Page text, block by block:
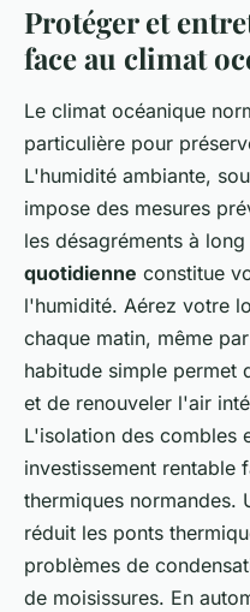
Protéger et
face au climat
Le climat océanique
particulière pour
L'humidité ambiante,
impose des mesures
les désagréments à
quotidienne constitue
l'humidité. Aérez votre
chaque matin, même
habitude simple permet
et de renouveler l'air
L'isolation des combles
investissement rentable
thermiques normandes.
réduit les ponts
problèmes de
de moisissures. En